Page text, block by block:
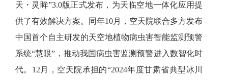
天・灵眸”3.0版正式发布，为天临空地一体化应用提
供了有效解决方案。同年10月，空天院联合多方发布
中国首个自主研发的天空地植物病虫害智能监测预警
系统“慧眼”，推动我国病虫害监测预警进入数智化时
代。12月，空天院承担的“2024年度甘肃省典型冰川